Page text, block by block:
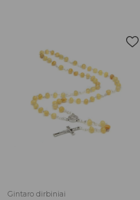
patikusios
prekės
Gintaro dirbiniai